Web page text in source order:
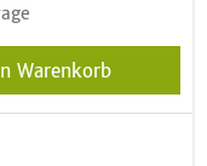
Warenkorb